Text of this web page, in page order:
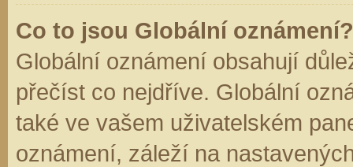
Co to jsou Globální oznámení?
Globální oznámení obsahují
přečíst co nejdříve. Globální
také ve vašem uživatelském
oznámení, záleží na